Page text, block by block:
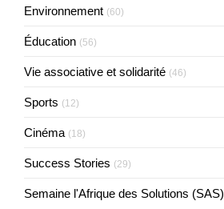
Environnement (60)
Éducation (56)
Vie associative et solidarité (46)
Sports (12)
Cinéma (18)
Success Stories (29)
Semaine l'Afrique des Solutions (SAS)